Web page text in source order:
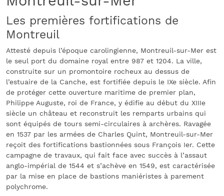
Les premières fortifications de
Montreuil
Attesté depuis l’époque carolingienne, Montreuil-sur-Mer est
le seul port du domaine royal entre 987 et 1204. La ville,
construite sur un promontoire rocheux au dessus de
l’estuaire de la Canche, est fortifiée depuis le IXe siècle. Afin
de protéger cette ouverture maritime de premier plan,
Philippe Auguste, roi de France, y édifie au début du XIIIe
siècle un château et reconstruit les remparts urbains qui
sont équipés de tours semi-circulaires à archères. Ravagée
en 1537 par les armées de Charles Quint, Montreuil-sur-Mer
reçoit des fortifications bastionnées sous François Ier. Cette
campagne de travaux, qui fait face avec succès à l’assaut
anglo-impérial de 1544 et s’achève en 1549, est caractérisée
par la mise en place de bastions maniéristes à parement
polychrome.